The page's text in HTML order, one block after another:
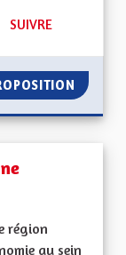
50 ABONNÉS
SUIVRE
région
au sein